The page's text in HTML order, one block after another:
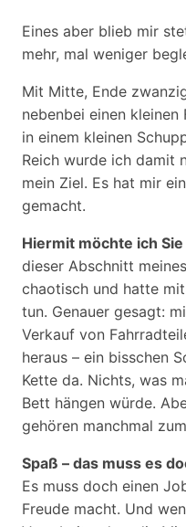
Eines aber blieb mir
mehr, mal weniger
Mit Mitte, Ende
nebenbei einen
in einem kleinen
Reich wurde ich damit
mein Ziel. Es hat mir
gemacht.
Hiermit möchte ich
dieser Abschnitt
chaotisch und hatte
tun. Genauer gesagt:
Verkauf von
heraus – ein bisschen
Kette da. Nichts, was
Bett hängen würde.
gehören manchmal
Spaß – das muss es
Es muss doch einen
Freude macht. Und